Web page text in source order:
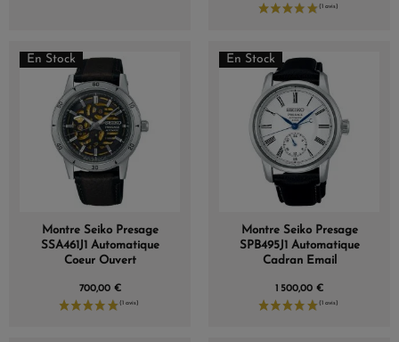
En Stock
Montre Seiko Presage
SSA461J1 Automatique
Coeur Ouvert
700,00 €
En Stock
Montre Seiko Presage
SPB495J1 Automatique
Cadran Email
1 500,00 €